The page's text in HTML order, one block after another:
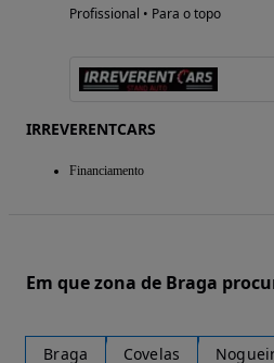
Profissional • Para o topo
IRREVERENTCARS
Financiamento
Em que zona de Braga
Braga Covelas